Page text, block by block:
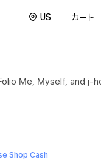
US カート
Me, Myself, and j-
Shop Cash